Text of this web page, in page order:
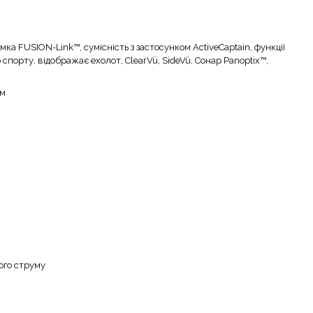
FUSION-Link™, сумісність з застосунком ActiveCaptain, функції
спорту, відображає ехолот, ClearVü, SideVü, Сонар Panoptix™,
струму